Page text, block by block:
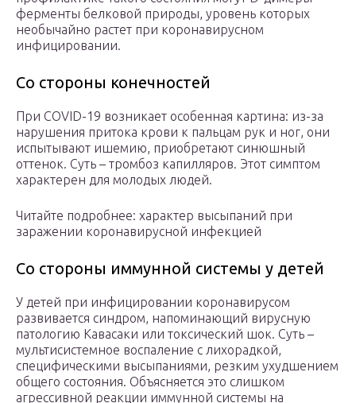
ферменты белковой природы, уровень которых
необычайно растет при коронавирусном
инфицировании.
Со стороны конечностей
При COVID-19 возникает особенная картина: из-за
нарушения притока крови к пальцам рук и ног, они
испытывают ишемию, приобретают синюшный
оттенок. Суть – тромбоз капилляров. Этот симптом
характерен для молодых людей.
Читайте подробнее: характер высыпаний при
заражении коронавирусной инфекцией
Со стороны иммунной системы у детей
У детей при инфицировании коронавирусом
развивается синдром, напоминающий вирусную
патологию Кавасаки или токсический шок. Суть –
мультисистемное воспаление с лихорадкой,
специфическими высыпаниями, резким ухудшением
общего состояния. Объясняется это слишком
агрессивной реакции иммунной системы на